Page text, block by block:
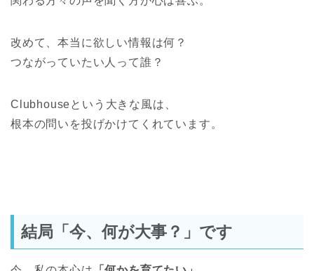
改めて、本当に欲しい情報は何？
つながっていたい人って誰？
Clubhouseという大きな風は、
根本の問いを投げかけてくれています。
結局「今、何が大事？」です